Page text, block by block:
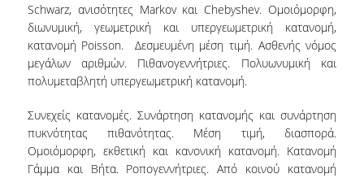
ΠΡΟΓΡΑΜΜΑ ΣΠΟΥΔΩΝ
ΟΔΗΓΟΣ ΣΠΟΥΔΩΝ
ΟΔΗΓΟΣ ΣΠΟΥΔΩΝ 2025-26
ΠΑΛΑΙΟΤΕΡΟΙ ΟΔΗΓΟΙ ΣΠΟΥΔΩΝ
ΜΑΘΗΜΑΤΑ
Schwarz, ανισότητες Markov και Chebyshev. Ομοιόμορφη,
διωνυμική, γεωμετρική και υπεργεωμετρική κατανομή,
κατανομή Poisson. Δεσμευμένη μέση τιμή. Ασθενής νόμος
μεγάλων αριθμών. Πιθανογεννήτριες. Πολυωνυμική και
πολυμεταβλητή υπεργεωμετρική κατανομή.
Συνεχείς κατανομές. Συνάρτηση κατανομής και συνάρτηση
πυκνότητας πιθανότητας. Μέση τιμή, διασπορά.
Ομοιόμορφη, εκθετική και κανονική κατανομή. Κατανομή
Γάμμα και Βήτα. Ροπογεννήτριες. Από κοινού κατανομή